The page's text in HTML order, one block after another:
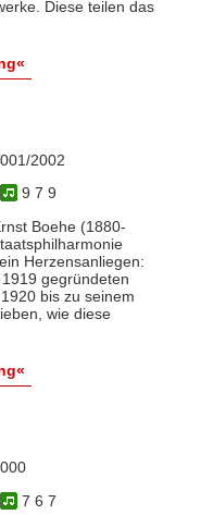
Diese teilen das
2002
9 7 9
Boehe (1880-
Herzensanliegen:
gegründeten
bis zu seinem
wie diese
7 6 7